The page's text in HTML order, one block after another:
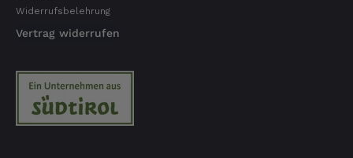
Widerrufsbelehrung
Vertrag widerrufen